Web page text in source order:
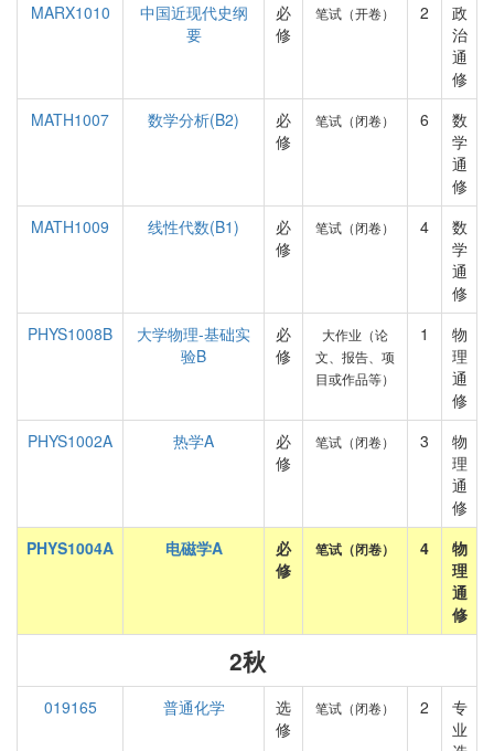
MARX1010
中国近现代史纲
要
必
修
笔试（开卷） 2
政
治
通
修
MATH1007
数学分析(B2)
必
修
笔试（闭卷） 6
数
学
通
修
MATH1009
线性代数(B1)
必
修
笔试（闭卷） 4
数
学
通
修
PHYS1008B
大学物理-基础实
验B
必
修
大作业（论
文、报告、项
目或作品等）
1
物
理
通
修
PHYS1002A
热学A
必
修
笔试（闭卷） 3
物
理
通
修
PHYS1004A
电磁学A
必
修
笔试（闭卷） 4
物
理
通
修
2秋
019165 普通化学
选
修
笔试（闭卷） 2
专
业